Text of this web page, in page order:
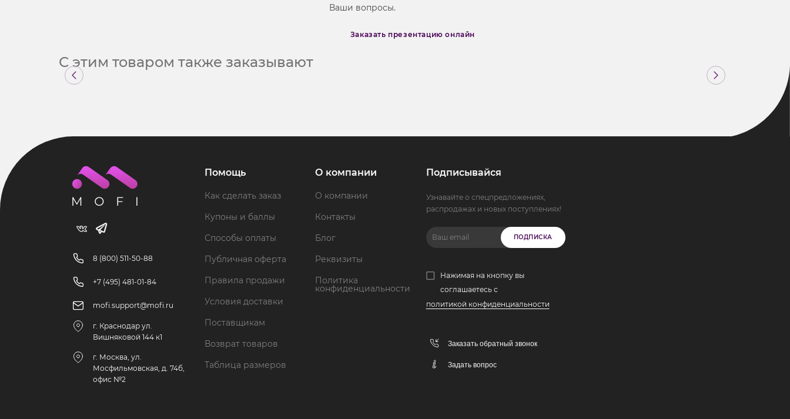
Ваши вопросы.
Заказать презентацию онлайн
С этим товаром также заказывают
8 (800) 511-50-88
+7 (495) 481-01-84
mofi.support@mofi.ru
г. Краснодар ул.
Вишняковой 144 к1
г. Москва, ул.
Мосфильмовская, д. 74б,
офис №2
Помощь
Как сделать заказ
Купоны и баллы
Способы оплаты
Публичная оферта
Правила продажи
Условия доставки
Поставщикам
Возврат товаров
Таблица размеров
О компании
О компании
Контакты
Блог
Реквизиты
Политика
конфиденциальности
Подписывайся
Узнавайте о спецпредложениях,
распродажах и новых поступлениях!
ПОДПИСКА
Нажимая на кнопку вы
соглашаетесь с
политикой конфиденциальности
Заказать обратный звонок
Задать вопрос